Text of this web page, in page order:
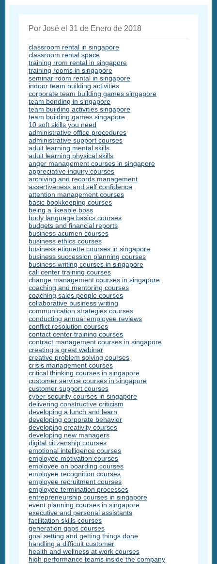
Por José el 31 de Enero de 2018
classroom rental in singapore
classroom rental space
training rrom rental in singapore
training rooms in singapore
seminar room rental in singapore
indoor team building activities
corporate team building games singapore
team bonding in singapore
team building activities singapore
team building games singapore
10 soft skills you need
administrative office procedures
administrative support courses
adult learning mental skills
adult learning physical skills
anger management courses in singapore
appreciative inquiry courses
archiving and records management
assertiveness and self confidence
attention management courses
basic bookkeeping courses
being a likeable boss
body language basics courses
budgets and financial reports
business acumen courses
business ethics courses
business etiquette courses in singapore
business succession planning courses
business writing courses in singapore
call center training courses
change management courses in singapore
coaching and mentoring courses
coaching sales people courses
collaborative business writing
communication strategies courses
conducting annual employee reviews
conflict resolution courses
contact center training courses
contract management courses in singapore
creating a great webinar
creative problem solving courses
crisis management courses
critical thinking courses in singapore
customer service courses in singapore
customer support courses
cyber security courses in singapore
delivering constructive criticism
developing a lunch and learn
developing corporate behavior
developing creativity courses
developing new managers
digital citizenship courses
emotional intelligence courses
employee motivation courses
employee on boarding courses
employee recognition courses
employee recruitment courses
employee termination processes
entrepreneurship courses in singapore
event planning courses in singapore
executive and personal assistants
facilitation skills courses
generation gaps courses
goal setting and getting things done
handling a difficult customer
health and wellness at work courses
high performance teams inside the company